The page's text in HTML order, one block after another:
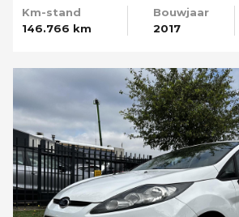
Km-stand
146.766 km
Bouwjaar
2017